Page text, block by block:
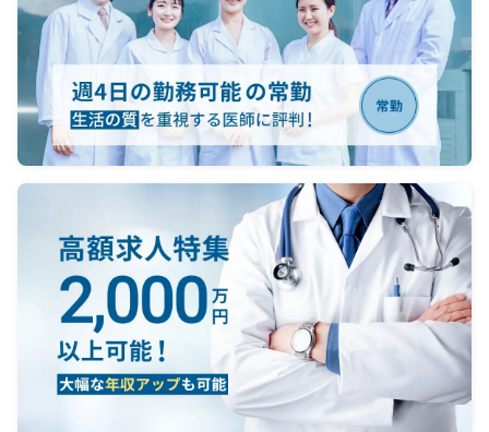
療体制へ移行予定です。
また、健診など幅広い診療内容を提
として
発展を目指しております。
■自由診療
・小児低身長治療（応相談）
小児低身長治療については、患者
様・保護者様による自己注射治療と
なるため、
医師には診察・診断・治療方針説
明を担当いただきます。
身長治療の経験は不要で、グルー
プ医師によるレクチャー体制があり